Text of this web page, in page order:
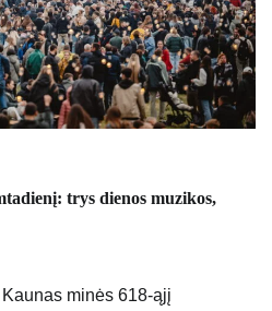
trys dienos muzikos,
minės 618-ąjį